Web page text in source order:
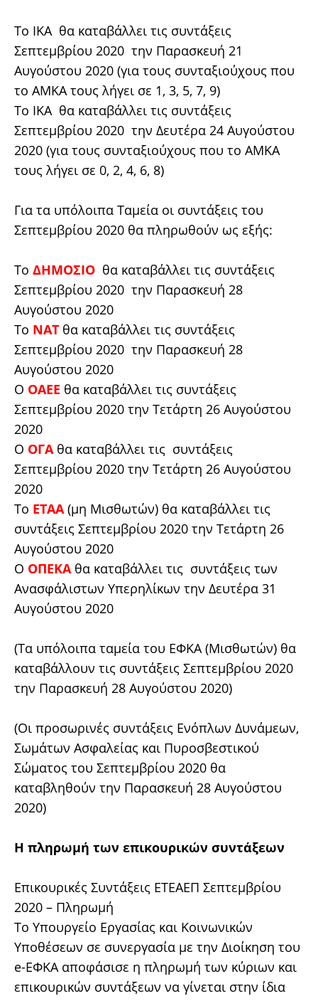
Το ΙΚΑ θα καταβάλλει τις συντάξεις
Σεπτεμβρίου 2020 την Παρασκευή 21
Αυγούστου 2020 (για τους συνταξιούχους που
το ΑΜΚΑ τους λήγει σε 1, 3, 5, 7, 9)
Το ΙΚΑ θα καταβάλλει τις συντάξεις
Σεπτεμβρίου 2020 την Δευτέρα 24 Αυγούστου
2020 (για τους συνταξιούχους που το ΑΜΚΑ
τους λήγει σε 0, 2, 4, 6, 8)
Για τα υπόλοιπα Ταμεία οι συντάξεις του
Σεπτεμβρίου 2020 θα πληρωθούν ως εξής:
Το ΔΗΜΟΣΙΟ θα καταβάλλει τις συντάξεις
Σεπτεμβρίου 2020 την Παρασκευή 28
Αυγούστου 2020
Το ΝΑΤ θα καταβάλλει τις συντάξεις
Σεπτεμβρίου 2020 την Παρασκευή 28
Αυγούστου 2020
Ο ΟΑΕΕ θα καταβάλλει τις συντάξεις
Σεπτεμβρίου 2020 την Τετάρτη 26 Αυγούστου
2020
Ο ΟΓΑθα καταβάλλει τις συντάξεις
Σεπτεμβρίου 2020 την Τετάρτη 26 Αυγούστου
2020
Το ΕΤΑΑ(μη Μισθωτών) θα καταβάλλει τις
συντάξεις Σεπτεμβρίου 2020 την Τετάρτη 26
Αυγούστου 2020
Ο ΟΠΕΚΑθα καταβάλλει τις συντάξεις των
Ανασφάλιστων Υπερηλίκων την Δευτέρα 31
Αυγούστου 2020
(Τα υπόλοιπα ταμεία του ΕΦΚΑ (Μισθωτών) θα
καταβάλλουν τις συντάξεις Σεπτεμβρίου 2020
την Παρασκευή 28 Αυγούστου 2020)
(Οι προσωρινές συντάξεις Ενόπλων Δυνάμεων,
Σωμάτων Ασφαλείας και Πυροσβεστικού
Σώματος του Σεπτεμβρίου 2020 θα
καταβληθούν την Παρασκευή 28 Αυγούστου
2020)
Η πληρωμή των επικουρικών συντάξεων
Επικουρικές Συντάξεις ΕΤΕΑΕΠ Σεπτεμβρίου
2020 – Πληρωμή
Το Υπουργείο Εργασίας και Κοινωνικών
Υποθέσεων σε συνεργασία με την Διοίκηση του
e-ΕΦΚΑ αποφάσισε η πληρωμή των κύριων και
επικουρικών συντάξεων να γίνεται στην ίδια